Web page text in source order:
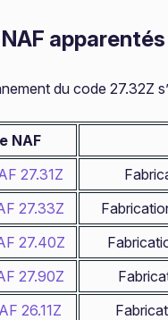
du code 27.32Z
NAF
27.31Z
27.33Z
27.40Z
27.90Z
26.11Z